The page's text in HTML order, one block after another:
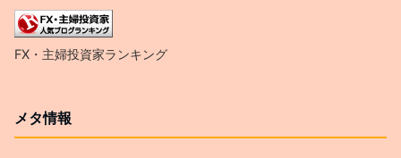
FX・主婦投資家ランキング
メタ情報